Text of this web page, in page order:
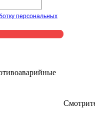
персональных